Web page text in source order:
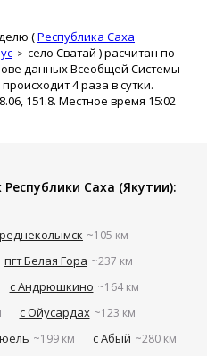
(Республика Саха
село Сватай ) расчитан по
данных Всеобщей Системы
4 раза в сутки.
151.8. Местное время 15:02
Саха (Якутии):
~105 км
пгт Белая Гора ~237 км
с Андрюшкино ~164 км
с Ойусардах ~123 км
~199 км с Абый ~280 км